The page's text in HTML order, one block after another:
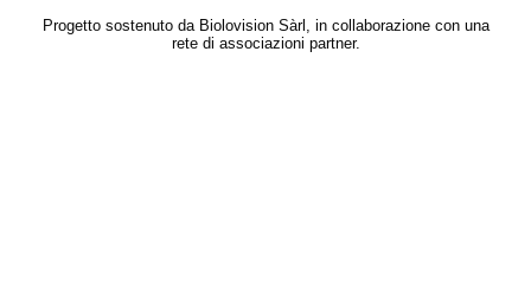
Progetto sostenuto da Biolovision Sàrl, in collaborazione con una
rete di associazioni partner.